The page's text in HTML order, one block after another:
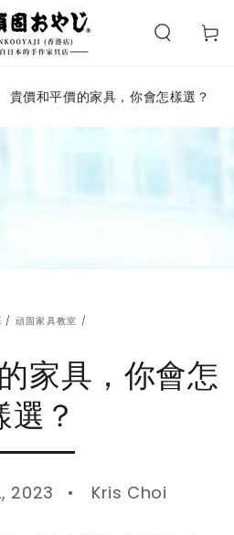
物
貴價和平價的家具，你會怎樣選？
/ 頑固家具教室 /
家具，你會怎
選？
2023 Kris Choi